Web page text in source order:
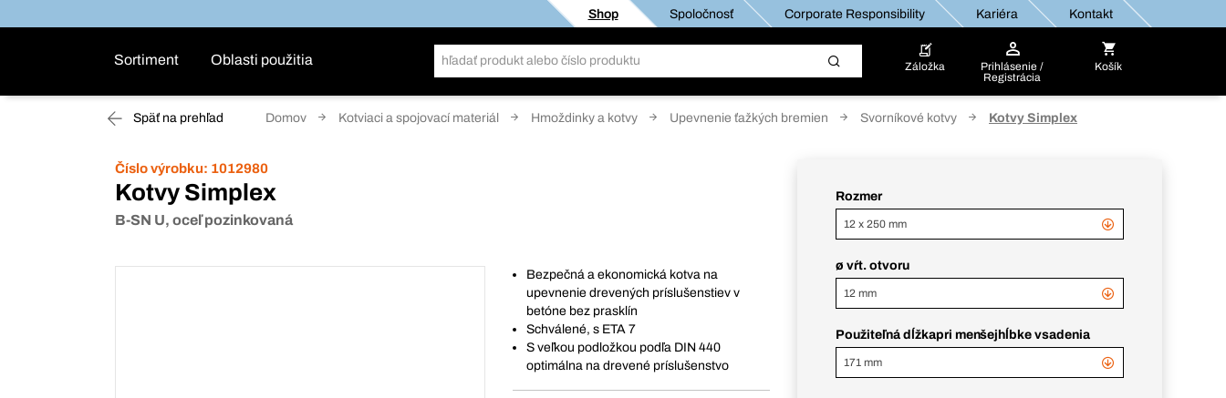
Shop Spoločnosť Corporate Responsibility Kariéra Kontakt
Sortiment Oblasti použitia Záložka
Prihlásenie /
Registrácia
Košík
Späť na prehľad Domov Kotviaci a spojovací materiál Hmoždinky a kotvy Upevnenie ťažkých bremien Svorníkové kotvy Kotvy Simplex
Číslo výrobku: 1012980
Kotvy Simplex
B-SN U, oceľ pozinkovaná
Bezpečná a ekonomická kotva na
upevnenie drevených príslušenstiev v
betóne bez prasklín
Schválené, s ETA 7
S veľkou podložkou podľa DIN 440
optimálna na drevené príslušenstvo
Rozmer
12 x 250 mm
ø vŕt. otvoru
12 mm
Použiteľná dĺžkapri menšejhĺbke vsadenia
171 mm